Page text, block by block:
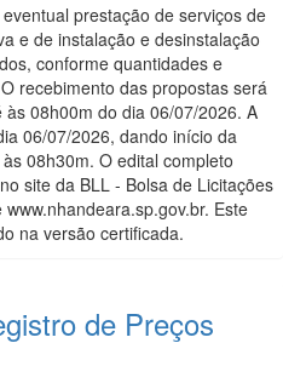
prestação de serviços de
e de instalação e desinstalação
conforme quantidades e
recebimento das propostas será
08h00m do dia 06/07/2026. A
06/07/2026, dando início da
08h30m. O edital completo
site da BLL - Bolsa de Licitações
Este
na versão certificada.
de Preços